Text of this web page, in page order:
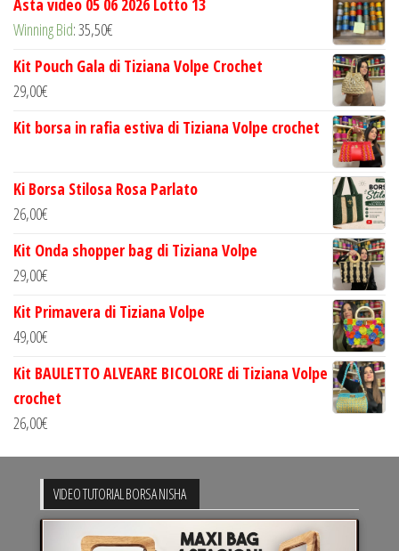
Asta video 05 06 2026 Lotto 13
Winning Bid:35,50€
Kit Pouch Gala di Tiziana Volpe Crochet
29,00€
Kit borsa in rafia estiva di Tiziana Volpe crochet
Ki Borsa Stilosa Rosa Parlato
26,00€
Kit Onda shopper bag di Tiziana Volpe
29,00€
Kit Primavera di Tiziana Volpe
49,00€
Kit BAULETTO ALVEARE BICOLORE di Tiziana Volpe
crochet
26,00€
VIDEO TUTORIAL BORSA NISHA